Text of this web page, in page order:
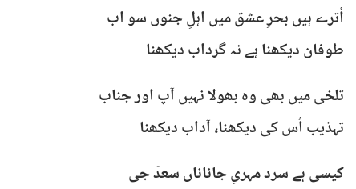
اُترے ہیں بحرِ عشق میں اہلِ جنوں سو اب
طوفان دیکھنا ہے نہ گرداب دیکھنا
تلخی میں بھی وہ بھولا نہیں آپ اور جناب
تہذیب اُس کی دیکھنا، آداب دیکھنا
کیسی ہے سرد مہریِ جاناناں سعدؔ جی